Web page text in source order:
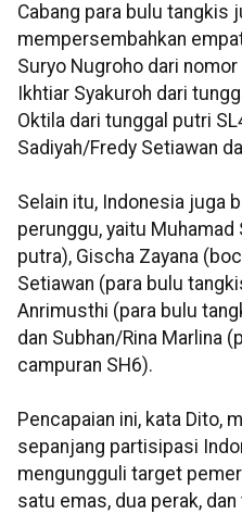
Cabang para bulu tangkis
mempersembahkan
Suryo Nugroho dari
Ikhtiar Syakuroh dari
Oktila dari tunggal putri
Sadiyah/Fredy Setiawan
Selain itu, Indonesia juga
perunggu, yaitu Muhamad
putra), Gischa Zayana
Setiawan (para bulu
Anrimusthi (para bulu
dan Subhan/Rina Marlina
campuran SH6).
Pencapaian ini, kata Dito,
sepanjang partisipasi
mengungguli target
satu emas, dua perak,